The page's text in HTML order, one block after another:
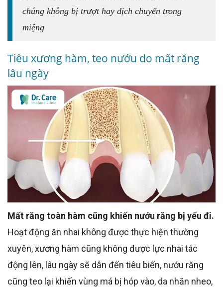
chúng không bị trượt hay dịch chuyển trong
miệng
Tiêu xương hàm, teo nướu do mất răng
lâu ngày
Mất răng toàn hàm cũng khiến nướu răng bị yếu đi.
Hoạt động ăn nhai không được thực hiện thường
xuyên, xương hàm cũng không được lực nhai tác
động lên, lâu ngày sẽ dẫn đến tiêu biến, nướu răng
cũng teo lại khiến vùng má bị hóp vào, da nhăn nheo,